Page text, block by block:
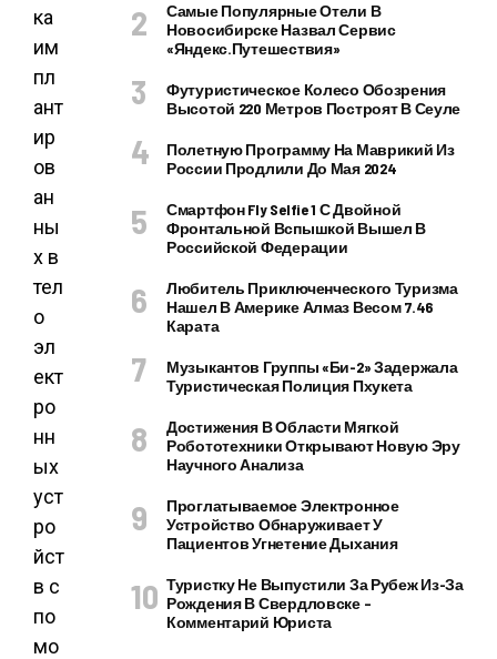
ка
им
пл
ант
ир
ов
ан
ны
х в
тел
о
эл
ект
ро
нн
ых
уст
ро
йст
в с
по
мо
Самые Популярные Отели В
Новосибирске Назвал Сервис
«Яндекс.Путешествия»
Футуристическое Колесо Обозрения
Высотой 220 Метров Построят В Сеуле
Полетную Программу На Маврикий Из
России Продлили До Мая 2024
Смартфон Fly Selfie 1 С Двойной
Фронтальной Вспышкой Вышел В
Российской Федерации
Любитель Приключенческого Туризма
Нашел В Америке Алмаз Весом 7.46
Карата
Музыкантов Группы «Би-2» Задержала
Туристическая Полиция Пхукета
Достижения В Области Мягкой
Робототехники Открывают Новую Эру
Научного Анализа
Проглатываемое Электронное
Устройство Обнаруживает У
Пациентов Угнетение Дыхания
Туристку Не Выпустили За Рубеж Из-За
Рождения В Свердловске –
Комментарий Юриста